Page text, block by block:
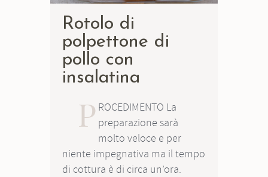
Rotolo di
polpettone di
pollo con
insalatina
P ROCEDIMENTO La
preparazione sarà
molto veloce e per
niente impegnativa ma il tempo
di cottura è di circa un’ora.